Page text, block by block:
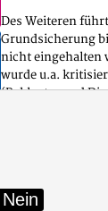
Des Weiteren
Grundsicherung
nicht eingehalten
wurde u.a.
(Beklagter und
Die Vermutung
Auswirkungen
Wenn es unten
Nein